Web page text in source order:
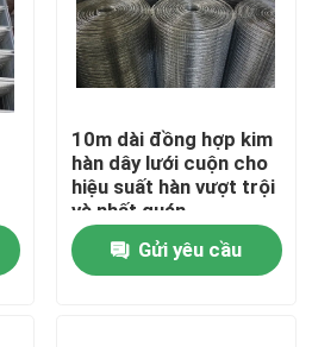
10m dài đồng hợp kim
hàn dây lưới cuộn cho
hiệu suất hàn vượt trội
và nhất quán
Gửi yêu cầu